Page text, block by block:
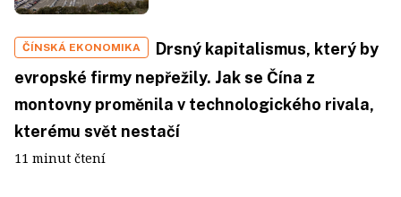
ČÍNSKÁ EKONOMIKA
Drsný kapitalismus, který by
evropské firmy nepřežily. Jak se Čína z
montovny proměnila v technologického rivala,
kterému svět nestačí
11 minut čtení